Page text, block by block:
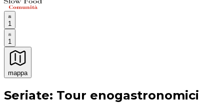
1
1
mappa
Esperienze culinarie indimenticabili: Esperienze
Seriate: Tour enogastronomici